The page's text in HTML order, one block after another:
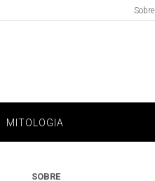
Sobre
MITOLOGIA
SOBRE